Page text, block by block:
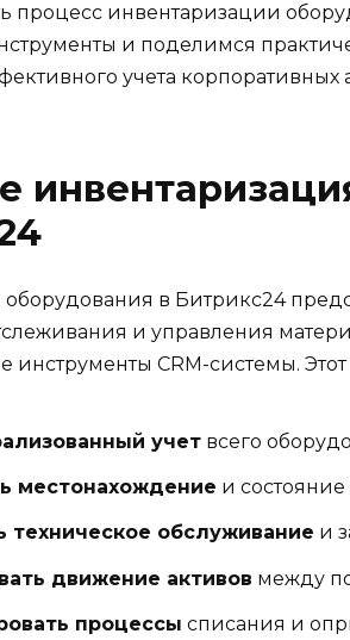
процесс инвентаризации
и поделимся
учета корпоративных
в Битрикс24
и управления
инструменты CRM-системы.
учет всего
местонахождение и
техническое обслуживание и
движение активов между
процессы списания и